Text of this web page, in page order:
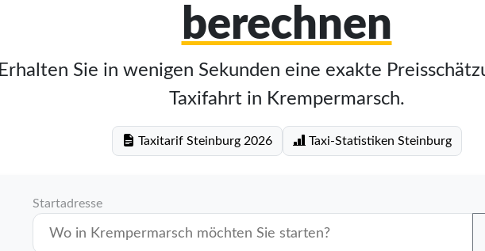
berechnen
Erhalten Sie in wenigen Sekunden eine exakte
Taxifahrt in Krempermarsch.
Taxitarif Steinburg 2026 Taxi-Statistiken Steinburg
Startadresse